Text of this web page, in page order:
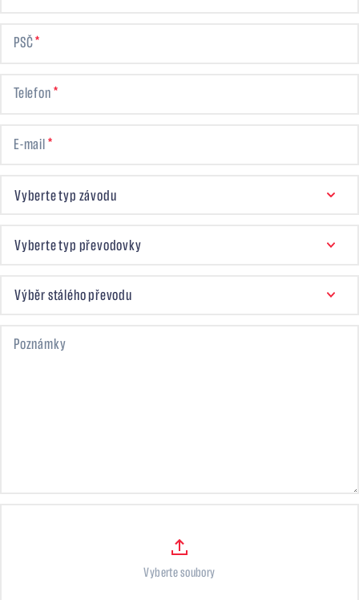
PSČ
Telefon
E-mail
Vyberte typ závodu
Vyberte typ převodovky
Výběr stálého převodu
Poznámky
Vyberte soubory